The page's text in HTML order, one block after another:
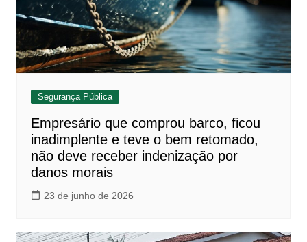
Segurança Pública
Empresário que comprou barco, ficou
inadimplente e teve o bem retomado,
não deve receber indenização por
danos morais
23 de junho de 2026